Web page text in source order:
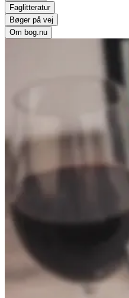
Faglitteratur
Bøger på vej
Om bog.nu